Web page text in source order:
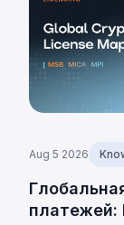
Aug 5 2026
платежей: